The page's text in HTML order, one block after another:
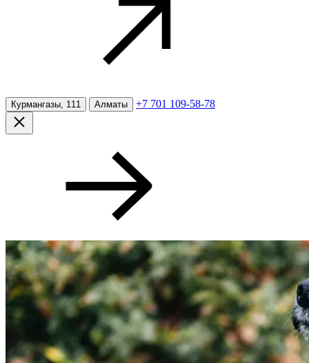
Курмангазы, 111 Алматы +7 701 109-58-78